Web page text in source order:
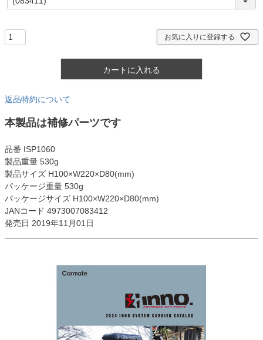
必
お気に入りに登録する
カートに入れる
返品特約について
本製品は補修パーツです
品番 ISP1060
製品重量 530g
製品サイズ H100×W220×D80(mm)
パッケージ重量 530g
パッケージサイズ H100×W220×D80(mm)
JANコード 4973007083412
発売日 2019年11月01日